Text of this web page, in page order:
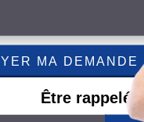
Être rappelé